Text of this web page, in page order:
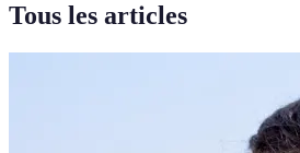
Tous les articles